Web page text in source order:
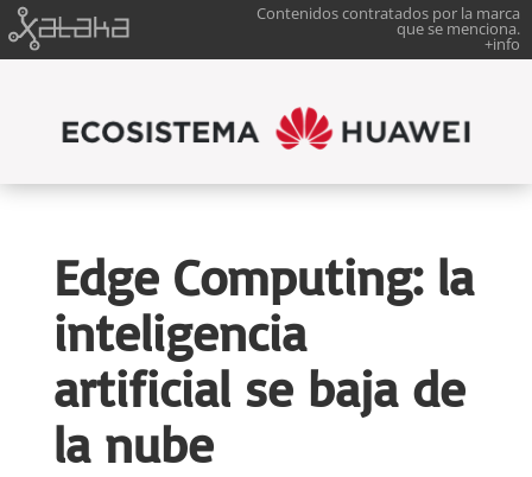
Contenidos contratados por la marca
que se menciona.
+info
Edge Computing: la
inteligencia
artificial se baja de
la nube